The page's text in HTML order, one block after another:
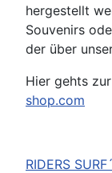
hergestellt
Souvenirs
der über
Hier gehts
shop.com
RIDERS